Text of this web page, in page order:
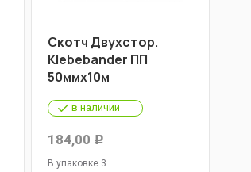
Скотч Двухстор.
Klebebander ПП
50ммх10м
в наличии
184,00 Р
В упаковке 3